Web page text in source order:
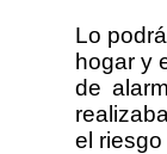
Lo
hogar y
de
el